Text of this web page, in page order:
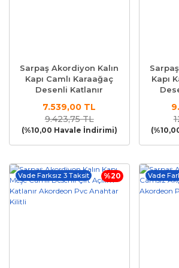
Sarpaş Akordiyon Kalın
Kapı Camlı Karaağaç
Desenli Katlanır
Kilitli
7.539,00 TL
9.423,75 TL
(%10,00 Havale İndirimi)
Kapı
%20
Vade Farksız 3 Taksit Vade